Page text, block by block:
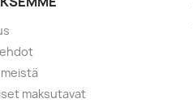
maksutavat